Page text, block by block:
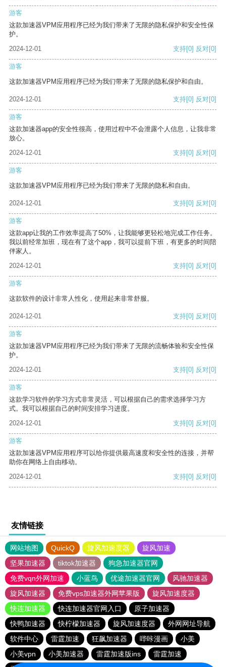
游客
这款加速器VPM应用程序已经为我们带来了无限的隐私保护和安全性保
护。
2024-12-01
支持[0] 反对[0]
游客
这款加速器VPM应用程序已经为我们带来了无限的隐私保护和自由。
2024-12-01 支持[0] 反对[0]
游客
这款加速器app的安全性很高，使用过程中不会泄露个人信息，让我非常
放心。
2024-12-01
支持[0] 反对[0]
游客
这款加速器VPM应用程序已经为我们带来了无限的隐私和自由。
2024-12-01 支持[0] 反对[0]
游客
这款app让我的工作效率提高了50%，让我能够更轻松地完成工作任务。
我以前经常加班，现在有了这个app，我可以提前下班，有更多的时间陪
伴家人。
2024-12-01
支持[0] 反对[0]
游客
这款软件的设计非常人性化，使用起来非常舒服。
2024-12-01 支持[0] 反对[0]
游客
这款加速器VPM应用程序已经为我们带来了无限的流畅体验和安全性保
护。
2024-12-01
支持[0] 反对[0]
游客
这款学习软件的学习方式非常灵活，可以根据自己的需求选择学习方
式。我可以根据自己的时间安排学习进度。
2024-12-01
支持[0] 反对[0]
游客
这款加速器VPM应用程序可以给你提供最高速度和安全性的连接，并帮
助你在网络上自由移动。
2024-12-01
支持[0] 反对[0]
友情链接
网站地图 QuickQ 旋风加速度器
旋风加速
坚果加速器
tiktok加速器
狗急加速器官网
免费vqn外网加速
小蓝鸟 优途加速器官网
风驰加速器
旋风加速器
免费vps加速器外网苹果版
旋风加速度器
快连加速器
快连加速器官网入口
原子加速器
快鸭加速器
快柠檬加速器 旋风加速度器
外网网址导航
软件中心
雷霆加速 狂飙加速器 哔咔漫画
小美
小美vpn
小美加速器 雷霆加速版ins
雷霆加速